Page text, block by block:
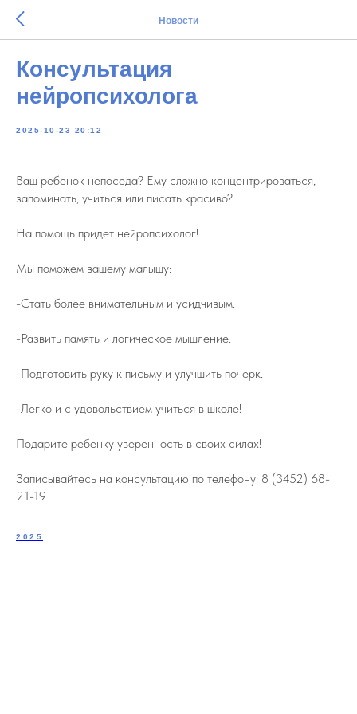
Новости
Консультация
нейропсихолога
2025-10-23 20:12
Ваш ребенок непоседа? Ему сложно концентрироваться,
запоминать, учиться или писать красиво?
На помощь придет нейропсихолог!
Мы поможем вашему малышу:
-Стать более внимательным и усидчивым.
-Развить память и логическое мышление.
-Подготовить руку к письму и улучшить почерк.
-Легко и с удовольствием учиться в школе!
Подарите ребенку уверенность в своих силах!
Записывайтесь на консультацию по телефону: 8 (3452) 68-
21-19
2025